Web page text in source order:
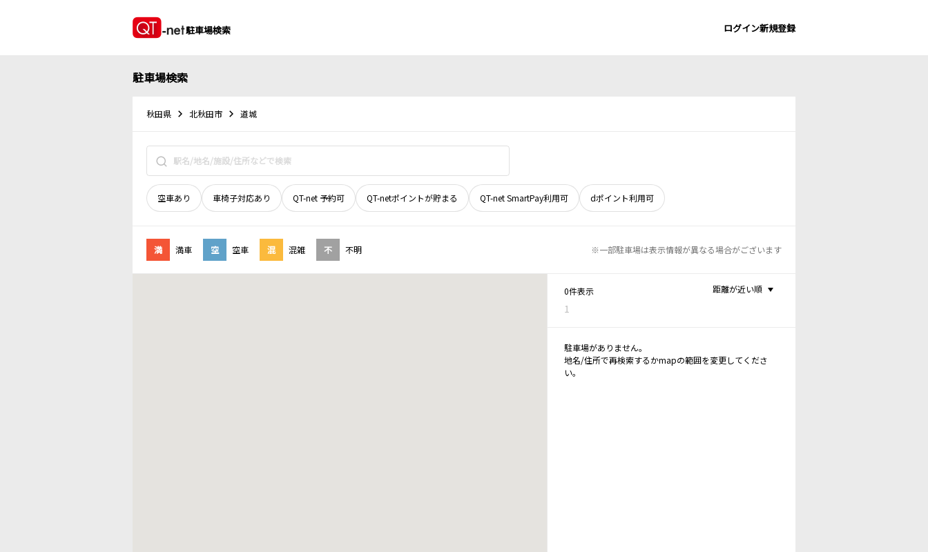
駐車場検索 ログイン新規登録
駐車場検索
秋田県 北秋田市 道城
空車あり 車椅子対応あり QT-net 予約可 QT-netポイントが貯まる QT-net SmartPay利用可 dポイント利用可
満 満車 空 空車 混 混雑 不 不明 ※一部駐車場は表示情報が異なる場合がございます
0件表示
1
距離が近い順
駐車場がありません。
地名/住所で再検索するかmapの範囲を変更してくださ
い。